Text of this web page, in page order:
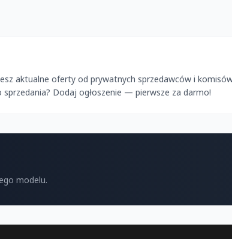
aktualne oferty od prywatnych sprzedawców i
Dodaj ogłoszenie — pierwsze za darmo!
modelu.